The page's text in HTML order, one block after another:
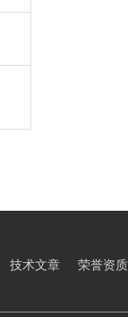
技术文章 荣誉资质